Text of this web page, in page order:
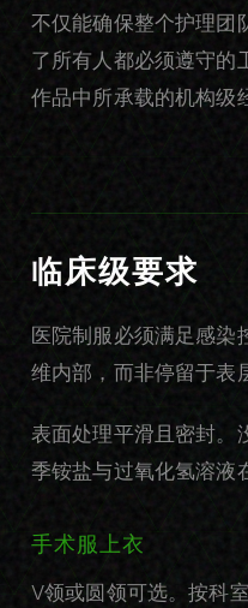
不仅能确保整个护理团
了所有人都必须遵守的
作品中所承载的机构级
临床级要求
医院制服必须满足感染
维内部，而非停留于表
表面处理平滑且密封。
季铵盐与过氧化氢溶液
手术服上衣
V领或圆领可选。按科